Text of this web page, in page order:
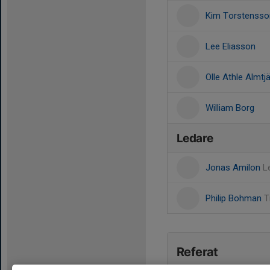
Kim
Lee Eliasson
Olle Athle
William Borg
Ledare
Jonas Amilon
Philip Bohman
Referat